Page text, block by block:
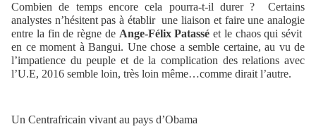
Combien de temps encore cela pourra-t-il durer ?
Certains
analystes n’hésitent pas à établir une liaison et faire une analogie
entre la fin de règne de Ange-Félix Patassé et le chaos qui sévit
en ce moment à Bangui. Une chose a semble certaine, au vu de
l’impatience du peuple et de la complication des relations avec
l’U.E, 2016 semble loin, très loin même…comme dirait l’autre.
Un Centrafricain vivant au pays d’Obama